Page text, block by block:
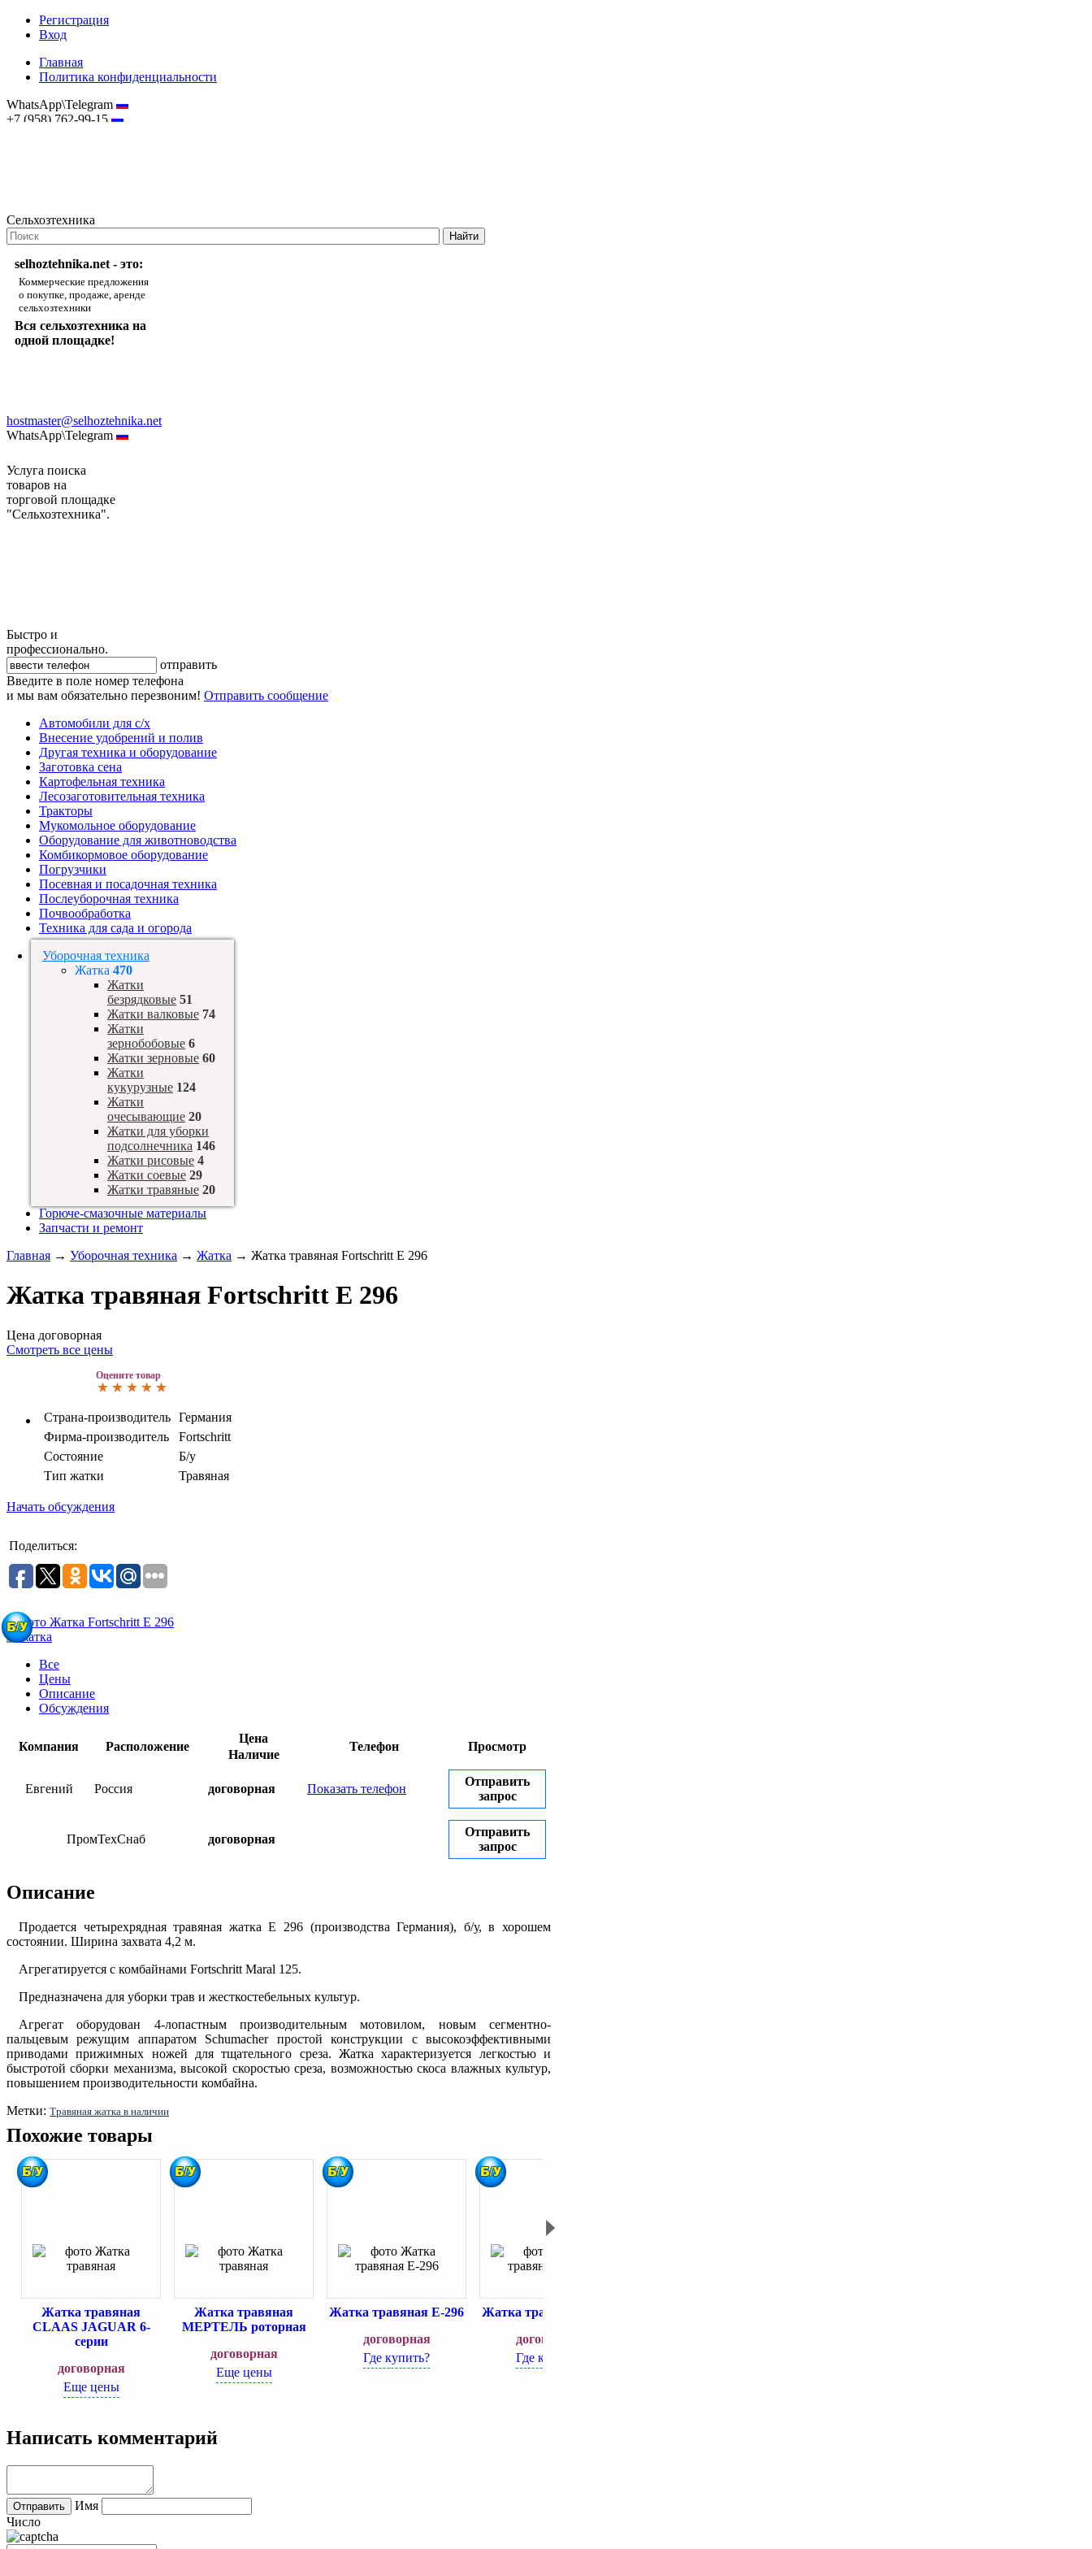
Регистрация
Вход
Главная
Политика конфиденциальности
WhatsApp\Telegram
+7 (958) 762-99-15
Сельхозтехника
selhoztehnika.net - это:
Коммерческие предложения
о покупке, продаже, аренде
сельхозтехники
Вся сельхозтехника на
одной площадке!
hostmaster@selhoztehnika.net
WhatsApp\Telegram
Услуга поиска
товаров на
торговой площадке
"Сельхозтехника".
Быстро и
профессионально.
отправить
Введите в поле номер телефона
и мы вам обязательно перезвоним! Отправить сообщение
Автомобили для с/х
Внесение удобрений и полив
Другая техника и оборудование
Заготовка сена
Картофельная техника
Лесозаготовительная техника
Тракторы
Мукомольное оборудование
Оборудование для животноводства
Комбикормовое оборудование
Погрузчики
Посевная и посадочная техника
Послеуборочная техника
Почвообработка
Техника для сада и огорода
Уборочная техника
Жатка 470
Жатки
безрядковые 51
Жатки валковые 74
Жатки
зернобобовые 6
Жатки зерновые 60
Жатки
кукурузные 124
Жатки
очесывающие 20
Жатки для уборки
подсолнечника 146
Жатки рисовые 4
Жатки соевые 29
Жатки травяные 20
Горюче-смазочные материалы
Запчасти и ремонт
Главная → Уборочная техника → Жатка → Жатка травяная Fortschritt E 296
Жатка травяная Fortschritt E 296
Цена договорная
Смотреть все цены
Оцените товар
Страна-производитель Германия
Фирма-производитель
Fortschritt
Состояние
Б/у
Тип жатки
Травяная
Начать обсуждения
Поделиться:
Все
Цены
Описание
Обсуждения
Компания Расположение
Цена
Наличие
Телефон Просмотр
Евгений Россия договорная Показать телефон
Отправить
запрос
ПромТехСнаб договорная
Отправить
запрос
Описание
Продается четырехрядная травяная жатка Е 296 (производства Германия), б/у, в хорошем
состоянии. Ширина захвата 4,2 м.
Агрегатируется с комбайнами Fortschritt Maral 125.
Предназначена для уборки трав и жесткостебельных культур.
Агрегат оборудован 4-лопастным производительным мотовилом, новым сегментно-
пальцевым режущим аппаратом Schumacher простой конструкции с высокоэффективными
приводами прижимных ножей для тщательного среза. Жатка характеризуется легкостью и
быстротой сборки механизма, высокой скоростью среза, возможностью скоса влажных культур,
повышением производительности комбайна.
Метки: Травяная жатка в наличии
Похожие товары
Жатка травяная
CLAAS JAGUAR 6-
серии
договорная
Еще цены
Жатка травяная
МЕРТЕЛЬ роторная
договорная
Еще цены
Жатка травяная Е-296
договорная
Где купить?
Жатка травяная Е-025
договорная
Где купить?
Написать комментарий
Имя
Число